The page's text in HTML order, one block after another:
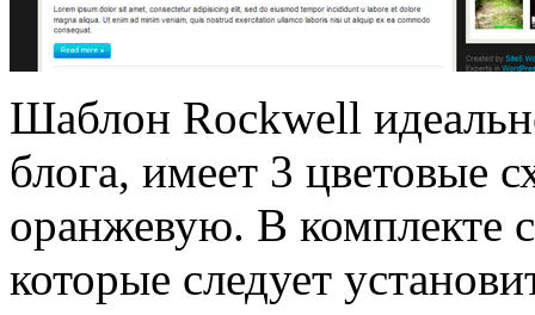
Шаблон Rockwell
блога, имеет 3 цветовые
оранжевую. В комплекте
которые следует